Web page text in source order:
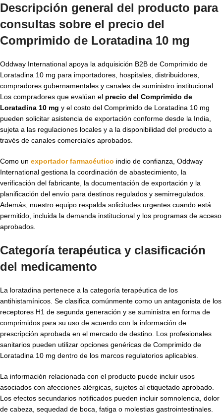
Descripción general del producto para
consultas sobre el precio del
Comprimido de Loratadina 10 mg
Oddway International apoya la adquisición B2B de Comprimido de
Loratadina 10 mg para importadores, hospitales, distribuidores,
compradores gubernamentales y canales de suministro institucional.
Los compradores que evalúan el precio del Comprimido de
Loratadina 10 mg y el costo del Comprimido de Loratadina 10 mg
pueden solicitar asistencia de exportación conforme desde la India,
sujeta a las regulaciones locales y a la disponibilidad del producto a
través de canales comerciales aprobados.
Como un exportador farmacéutico indio de confianza, Oddway
International gestiona la coordinación de abastecimiento, la
verificación del fabricante, la documentación de exportación y la
planificación del envío para destinos regulados y semirregulados.
Además, nuestro equipo respalda solicitudes urgentes cuando está
permitido, incluida la demanda institucional y los programas de acceso
aprobados.
Categoría terapéutica y clasificación
del medicamento
La loratadina pertenece a la categoría terapéutica de los
antihistamínicos. Se clasifica comúnmente como un antagonista de los
receptores H1 de segunda generación y se suministra en forma de
comprimidos para su uso de acuerdo con la información de
prescripción aprobada en el mercado de destino. Los profesionales
sanitarios pueden utilizar opciones genéricas de Comprimido de
Loratadina 10 mg dentro de los marcos regulatorios aplicables.
La información relacionada con el producto puede incluir usos
asociados con afecciones alérgicas, sujetos al etiquetado aprobado.
Los efectos secundarios notificados pueden incluir somnolencia, dolor
de cabeza, sequedad de boca, fatiga o molestias gastrointestinales.